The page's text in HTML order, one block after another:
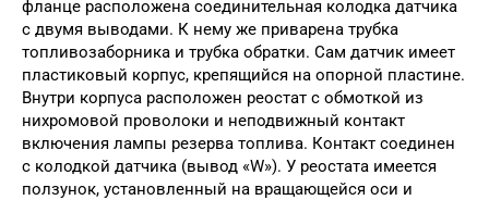
фланце расположена соединительная колодка датчика
с двумя выводами. К нему же приварена трубка
топливозаборника и трубка обратки. Сам датчик имеет
пластиковый корпус, крепящийся на опорной пластине.
Внутри корпуса расположен реостат с обмоткой из
нихромовой проволоки и неподвижный контакт
включения лампы резерва топлива. Контакт соединен
с колодкой датчика (вывод «W»). У реостата имеется
ползунок, установленный на вращающейся оси и